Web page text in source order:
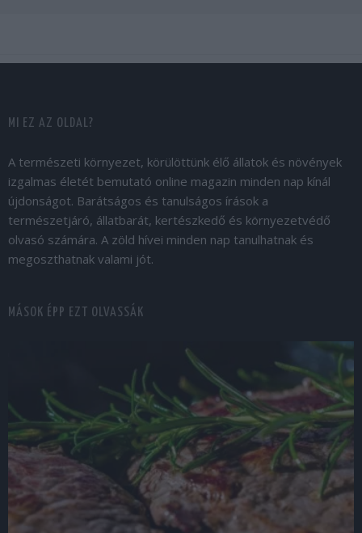
MI EZ AZ OLDAL?
A természeti környezet, körülöttünk élő állatok és növények
izgalmas életét bemutató online magazin minden nap kínál
újdonságot. Barátságos és tanulságos írások a
természetjáró, állatbarát, kertészkedő és környezetvédő
olvasó számára. A zöld hívei minden nap tanulhatnak és
megoszthatnak valami jót.
MÁSOK ÉPP EZT OLVASSÁK